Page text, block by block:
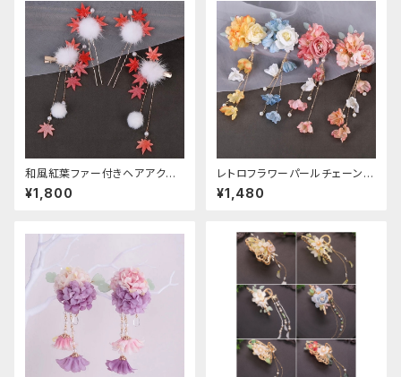
和風紅葉ファー付きヘアアクセ
サリー
¥1,800
レトロフラワーパールチェーンヘ
アクリップ
¥1,480